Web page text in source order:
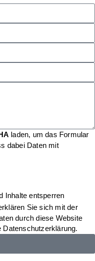
laden, um das Formular
dabei Daten mit
Inhalte entsperren
Sie sich mit der
durch diese Website
Datenschutzerklärung.